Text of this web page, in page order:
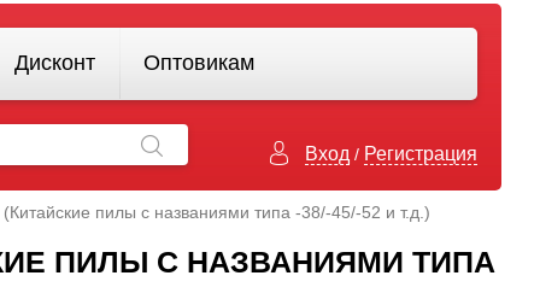
Дисконт Оптовикам
Вход / Регистрация
пилы с названиями типа -38/-45/-52 и т.д.)
ПИЛЫ С НАЗВАНИЯМИ ТИПА